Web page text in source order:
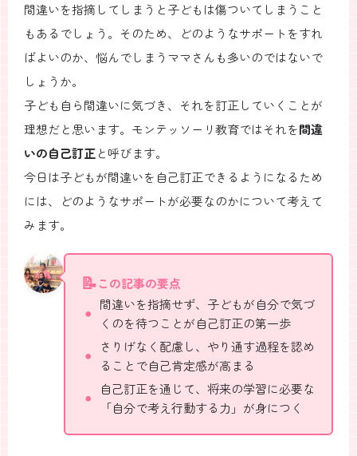
間違いを指摘してしまうと子どもは傷ついてしまうこと
もあるでしょう。そのため、どのようなサポートをすれ
ばよいのか、悩んでしまうママさんも多いのではないで
しょうか。
子ども自ら間違いに気づき、それを訂正していくことが
理想だと思います。モンテッソーリ教育ではそれを間違
いの自己訂正と呼びます。
今日は子どもが間違いを自己訂正できるようになるため
には、どのようなサポートが必要なのかについて考えて
みます。
この記事の要点
間違いを指摘せず、子どもが自分で気づ
くのを待つことが自己訂正の第一歩
さりげなく配慮し、やり通す過程を認め
ることで自己肯定感が高まる
自己訂正を通じて、将来の学習に必要な
「自分で考え行動する力」が身につく